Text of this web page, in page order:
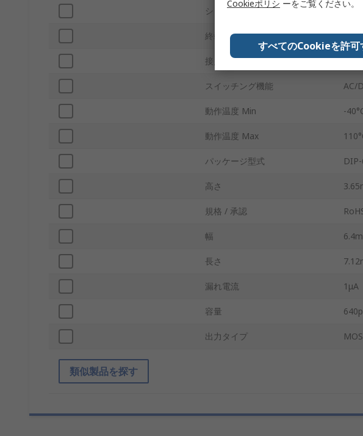
シリーズ G3VM
終端処理 基板
接点構成
スイッチング機能 AC/
動作温度 Min -
動作温度 Max
パッケージ型式
高さ
規格 / 承認
幅
長さ
漏れ電流 1μA
容量
出力タイプ
類似製品を探す
Cookieポリシ ーをご覧ください。
すべてのCookieを許可